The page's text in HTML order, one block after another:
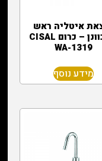
איטליה ראש
מתכוונן – כרום CISAL
WA-1319
מידע נוסף